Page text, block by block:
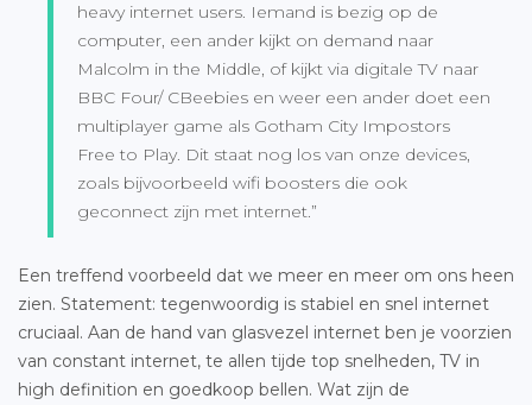
heavy internet users. Iemand is bezig op de
computer, een ander kijkt on demand naar
Malcolm in the Middle, of kijkt via digitale TV naar
BBC Four/ CBeebies en weer een ander doet een
multiplayer game als Gotham City Impostors
Free to Play. Dit staat nog los van onze devices,
zoals bijvoorbeeld wifi boosters die ook
geconnect zijn met internet.”
Een treffend voorbeeld dat we meer en meer om ons heen
zien. Statement: tegenwoordig is stabiel en snel internet
cruciaal. Aan de hand van glasvezel internet ben je voorzien
van constant internet, te allen tijde top snelheden, TV in
high definition en goedkoop bellen. Wat zijn de